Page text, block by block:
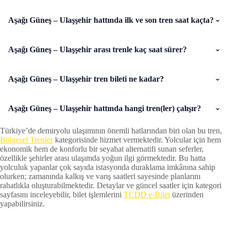
Aşağı Güneş – Ulaşşehir hattında ilk ve son tren saat kaçta?
Aşağı Güneş – Ulaşşehir arası trenle kaç saat sürer?
Aşağı Güneş – Ulaşşehir tren bileti ne kadar?
Aşağı Güneş – Ulaşşehir hattında hangi tren(ler) çalışır?
Türkiye’de demiryolu ulaşımının önemli hatlarından biri olan bu tren,
Bölgesel Trenlerkategorisinde hizmet vermektedir. Yolcular için hem
ekonomik hem de konforlu bir seyahat alternatifi sunan seferler,
özellikle şehirler arası ulaşımda yoğun ilgi görmektedir. Bu hatta
yolculuk yapanlar çok sayıda istasyonda duraklama imkânına sahip
olurken; zamanında kalkış ve varış saatleri sayesinde planlarını
rahatlıkla oluşturabilmektedir. Detaylar ve güncel saatler için kategori
sayfasını inceleyebilir, bilet işlemlerini TCDD e-Bilet üzerinden
yapabilirsiniz.